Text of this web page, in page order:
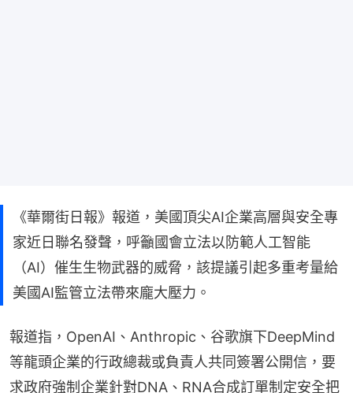
《華爾街日報》報道，美國頂尖AI企業高層與安全專
家近日聯名發聲，呼籲國會立法以防範人工智能
（AI）催生生物武器的威脅，該提議引起多重考量給
美國AI監管立法帶來龐大壓力。
報道指，OpenAI、Anthropic、谷歌旗下DeepMind
等龍頭企業的行政總裁或負責人共同簽署公開信，要
求政府強制企業針對DNA、RNA合成訂單制定安全把